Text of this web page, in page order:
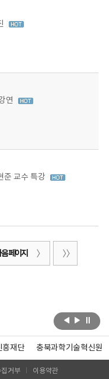
연
준 교수 특강
페이지
흥재단 충북과학기술혁신원
거부 이용약관